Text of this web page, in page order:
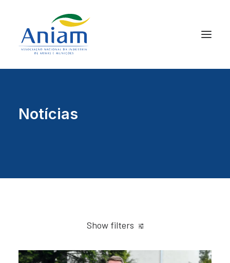
Notícias
Show filters